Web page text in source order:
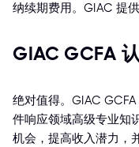
纳续期费用。GIAC 提
GIAC GCFA
绝对值得。GIAC
件响应领域高级专业知
机会，提高收入潜力，